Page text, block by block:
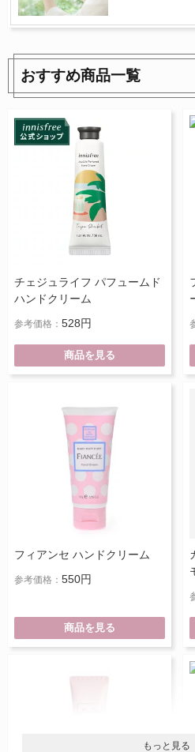
おすすめ商品一覧
チェジュライフ パフュームド
ハンドクリーム
参考価格： 528円
商品を見る
フィアンセ ハンドクリーム
参考価格： 550円
商品を見る
もっと見る